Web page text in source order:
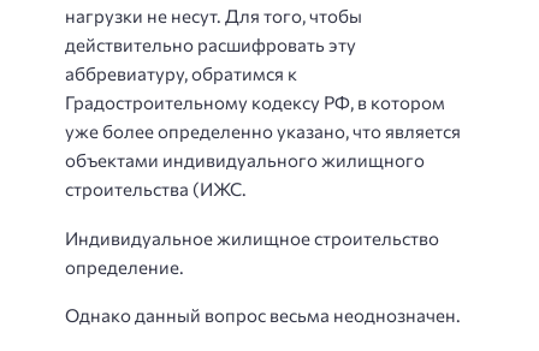
нагрузки не несут. Для того, чтобы
действительно расшифровать эту
аббревиатуру, обратимся к
Градостроительному кодексу РФ, в котором
уже более определенно указано, что является
объектами индивидуального жилищного
строительства (ИЖС.
Индивидуальное жилищное строительство
определение.
Однако данный вопрос весьма неоднозначен.